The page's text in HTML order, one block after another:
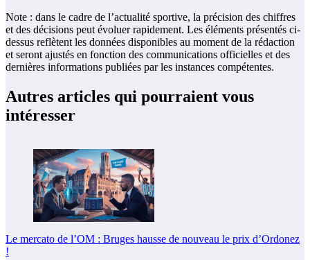
Note : dans le cadre de l’actualité sportive, la précision des chiffres
et des décisions peut évoluer rapidement. Les éléments présentés ci-
dessus reflètent les données disponibles au moment de la rédaction
et seront ajustés en fonction des communications officielles et des
dernières informations publiées par les instances compétentes.
Autres articles qui pourraient vous
intéresser
Le mercato de l’OM : Bruges hausse de nouveau le prix d’Ordonez
!